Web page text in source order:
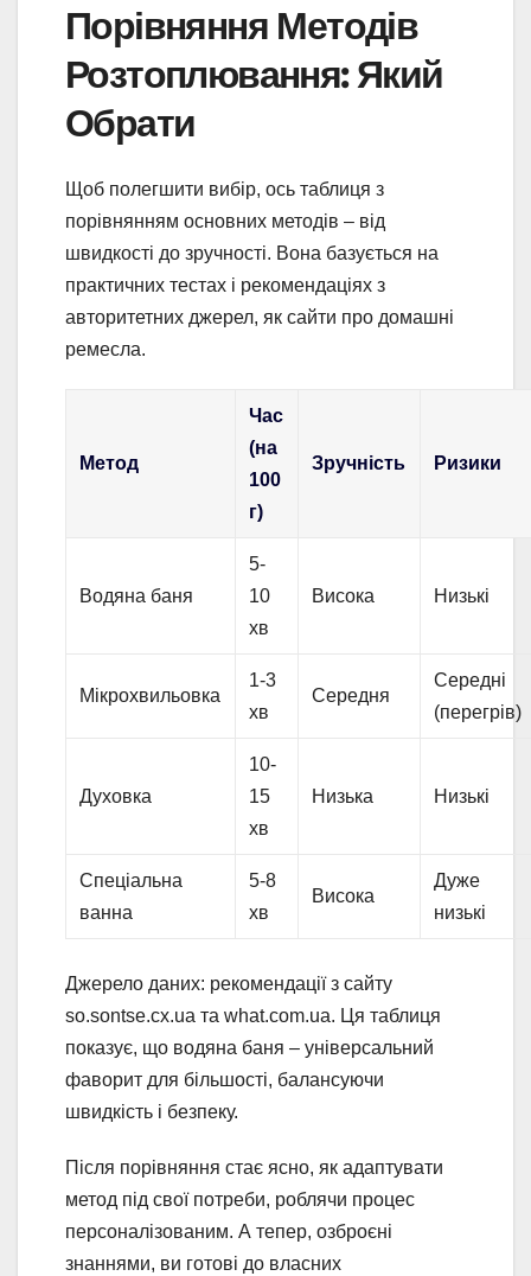
Порівняння Методів
Розтоплювання: Який
Обрати
Щоб полегшити вибір, ось таблиця з
порівнянням основних методів – від
швидкості до зручності. Вона базується на
практичних тестах і рекомендаціях з
авторитетних джерел, як сайти про домашні
ремесла.
Метод
Час
(на
100
г)
Зручність Ризики
Водяна баня
5-
10
хв
Висока Низькі
Мікрохвильовка
1-3
хв
Середня
Середні
(перегрів)
Духовка
10-
15
хв
Низька Низькі
Спеціальна
ванна
5-8
хв
Висока
Дуже
низькі
Джерело даних: рекомендації з сайту
so.sontse.cx.ua та what.com.ua. Ця таблиця
показує, що водяна баня – універсальний
фаворит для більшості, балансуючи
швидкість і безпеку.
Після порівняння стає ясно, як адаптувати
метод під свої потреби, роблячи процес
персоналізованим. А тепер, озброєні
знаннями, ви готові до власних